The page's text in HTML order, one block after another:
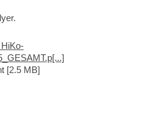
[2.5 MB]